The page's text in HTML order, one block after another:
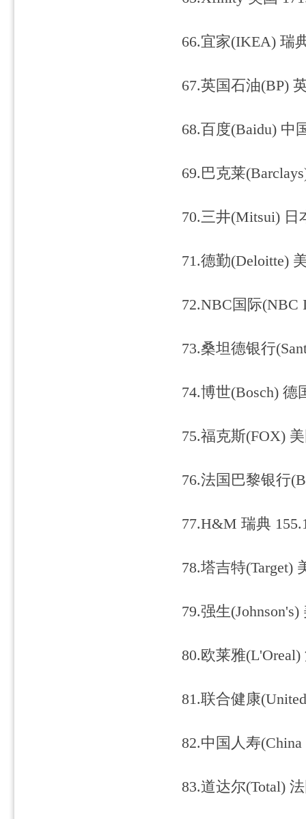
66.宜家(IKEA) 瑞
67.英国石油(BP)
68.百度(Baidu) 中
69.巴克莱
70.三井(Mitsui) 日
71.德勤(Deloitte)
72.NBC国际(NBC
73.桑坦德银行
74.博世(Bosch) 德
75.福克斯(FOX)
76.法国巴黎银行
77.H&M 瑞典
78.塔吉特(Target)
79.强生
80.欧莱雅
81.联合健康
82.中国人寿
83.道达尔(Total)